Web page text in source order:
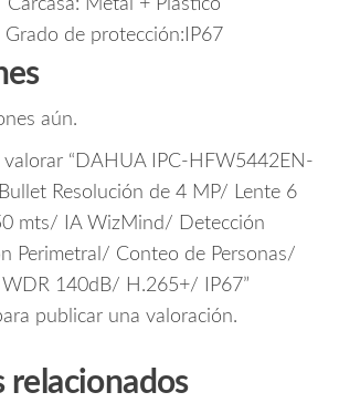
Carcasa: Metal + Plástico
Grado de protección:IP67
aún.
valorar “DAHUA IPC-HFW5442EN-
Resolución de 4 MP/ Lente 6
mts/ IA WizMind/ Detección
Perimetral/ Conteo de Personas/
140dB/ H.265+/ IP67”
publicar una valoración.
relacionados